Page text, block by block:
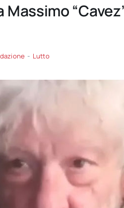
- Lutto